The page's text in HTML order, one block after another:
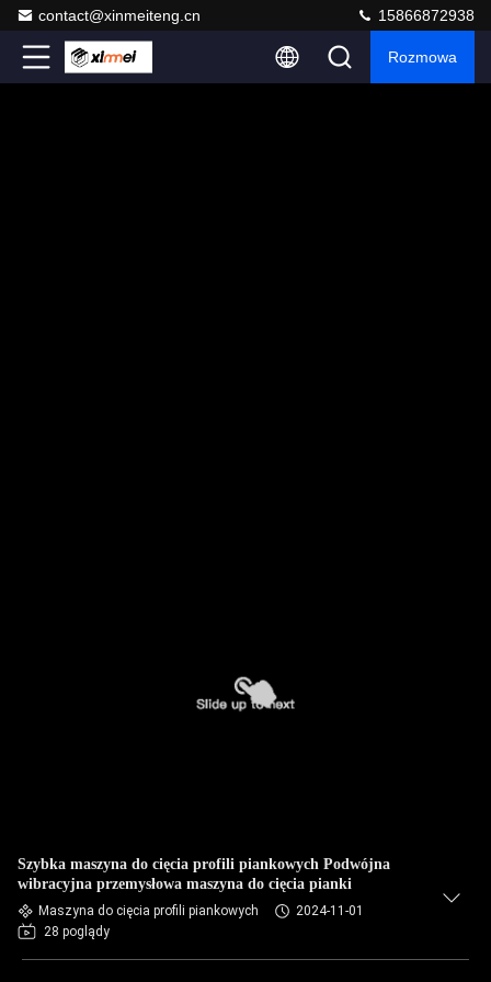
contact@xinmeiteng.cn 15866872938
Rozmowa
Szybka maszyna do cięcia profili piankowych Podwójna
wibracyjna przemysłowa maszyna do cięcia pianki
Maszyna do cięcia profili piankowych
2024-11-01
28 poglądy